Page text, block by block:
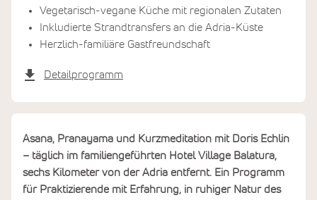
Vegetarisch-vegane Küche mit regionalen Zutaten
Inkludierte Strandtransfers an die Adria-Küste
Herzlich-familiäre Gastfreundschaft
Detailprogramm
Asana, Pranayama und Kurzmeditation mit Doris Echlin
– täglich im familiengeführten Hotel Village Balatura,
sechs Kilometer von der Adria entfernt. Ein Programm
für Praktizierende mit Erfahrung, in ruhiger Natur des